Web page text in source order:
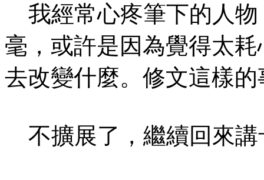
我經常心疼筆下的人物
毫，或許是因為覺得太
去改變什麼。修文這樣
不擴展了，繼續回來講